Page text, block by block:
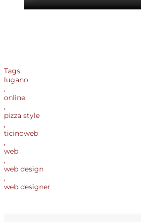
Tags:
lugano
,
online
,
pizza style
,
ticinoweb
,
web
,
web design
,
web designer